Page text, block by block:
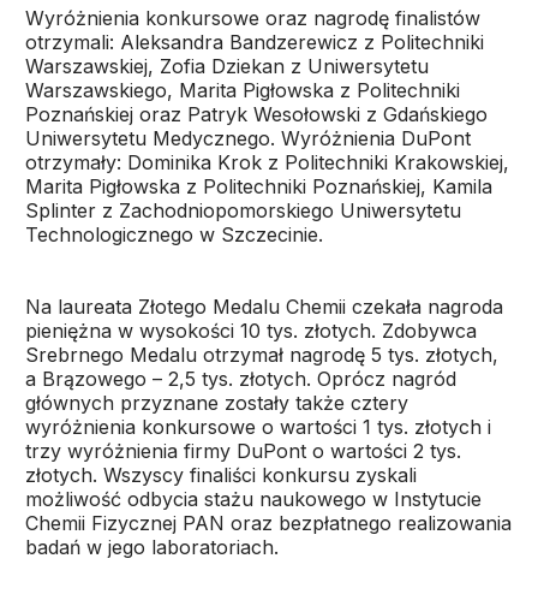
Wyróżnienia konkursowe oraz nagrodę finalistów
otrzymali: Aleksandra Bandzerewicz z Politechniki
Warszawskiej, Zofia Dziekan z Uniwersytetu
Warszawskiego, Marita Pigłowska z Politechniki
Poznańskiej oraz Patryk Wesołowski z Gdańskiego
Uniwersytetu Medycznego. Wyróżnienia DuPont
otrzymały: Dominika Krok z Politechniki Krakowskiej,
Marita Pigłowska z Politechniki Poznańskiej, Kamila
Splinter z Zachodniopomorskiego Uniwersytetu
Technologicznego w Szczecinie.
Na laureata Złotego Medalu Chemii czekała nagroda
pieniężna w wysokości 10 tys. złotych. Zdobywca
Srebrnego Medalu otrzymał nagrodę 5 tys. złotych,
a Brązowego – 2,5 tys. złotych. Oprócz nagród
głównych przyznane zostały także cztery
wyróżnienia konkursowe o wartości 1 tys. złotych i
trzy wyróżnienia firmy DuPont o wartości 2 tys.
złotych. Wszyscy finaliści konkursu zyskali
możliwość odbycia stażu naukowego w Instytucie
Chemii Fizycznej PAN oraz bezpłatnego realizowania
badań w jego laboratoriach.